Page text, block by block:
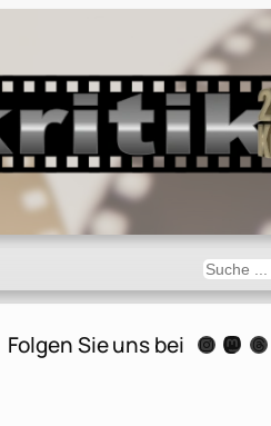
Suchen
Folgen Sie uns bei Instagram Mastodon Threads